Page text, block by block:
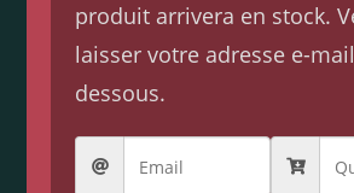
produit arrivera en stock.
laisser votre adresse e-
dessous.